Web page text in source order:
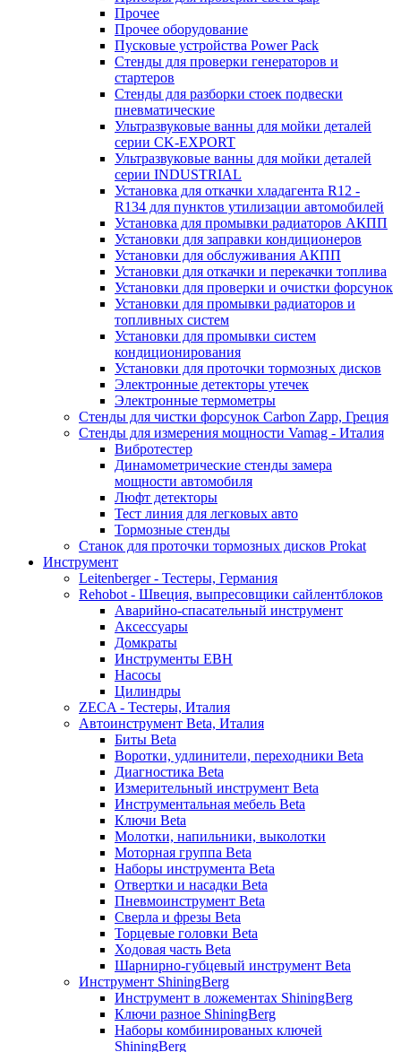
Прочее
Прочее оборудование
Пусковые устройства Power Pack
Стенды для проверки генераторов и
стартеров
Стенды для разборки стоек подвески
пневматические
Ультразвуковые ванны для мойки деталей
серии CK-EXPORT
Ультразвуковые ванны для мойки деталей
серии INDUSTRIAL
Установка для откачки хладагента R12 -
R134 для пунктов утилизации автомобилей
Установка для промывки радиаторов АКПП
Установки для заправки кондиционеров
Установки для обслуживания АКПП
Установки для откачки и перекачки топлива
Установки для проверки и очистки форсунок
Установки для промывки радиаторов и
топливных систем
Установки для промывки систем
кондиционирования
Установки для проточки тормозных дисков
Электронные детекторы утечек
Электронные термометры
Стенды для чистки форсунок Carbon Zapp, Греция
Стенды для измерения мощности Vamag - Италия
Вибротестер
Динамометрические стенды замера
мощности автомобиля
Люфт детекторы
Тест линия для легковых авто
Тормозные стенды
Станок для проточки тормозных дисков Prokat
Инструмент
Leitenberger - Тестеры, Германия
Rehobot - Швеция, выпресовщики сайлентблоков
Аварийно-спасательный инструмент
Аксессуары
Домкраты
Инструменты EBH
Насосы
Цилиндры
ZECA - Тестеры, Италия
Автоинструмент Beta, Италия
Биты Beta
Воротки, удлинители, переходники Beta
Диагностика Beta
Измерительный инструмент Beta
Инструментальная мебель Beta
Ключи Beta
Молотки, напильники, выколотки
Моторная группа Beta
Наборы инструмента Beta
Отвертки и насадки Beta
Пневмоинструмент Beta
Сверла и фрезы Beta
Торцевые головки Beta
Ходовая часть Beta
Шарнирно-губцевый инструмент Beta
Инструмент ShiningBerg
Инструмент в ложементах ShiningBerg
Ключи разное ShiningBerg
Наборы комбинированых ключей
ShiningBerg